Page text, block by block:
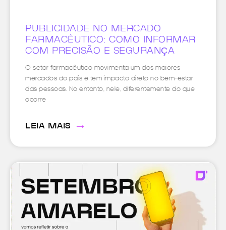
PUBLICIDADE NO MERCADO
FARMACÊUTICO: COMO INFORMAR
COM PRECISÃO E SEGURANÇA
O setor farmacêutico movimenta um dos maiores
mercados do país e tem impacto direto no bem-estar
das pessoas. No entanto, nele, diferentemente do que
ocorre
LEIA MAIS →